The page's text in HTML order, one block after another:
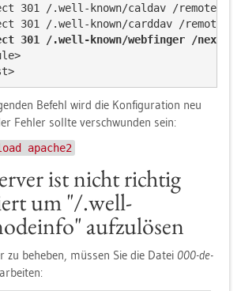
301 /.well-known/caldav /
301 /.well-known/carddav /
301 /.well-known/webfinger /
Be­fehl wird die Kon­fi­gu­ra­ti­on neu
Feh­ler soll­te ver­schwun­den sein:
apache2
ist nicht rich­tig
um "/.well-
auf­zu­lö­sen
zu be­he­ben, müs­sen Sie die Datei 000-de­